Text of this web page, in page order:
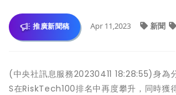
推廣新聞稿 Apr 11,2023 新聞
(中央社訊息服務20230411 18:28:55)身為
S在RiskTech100排名中再度攀升，同時獲